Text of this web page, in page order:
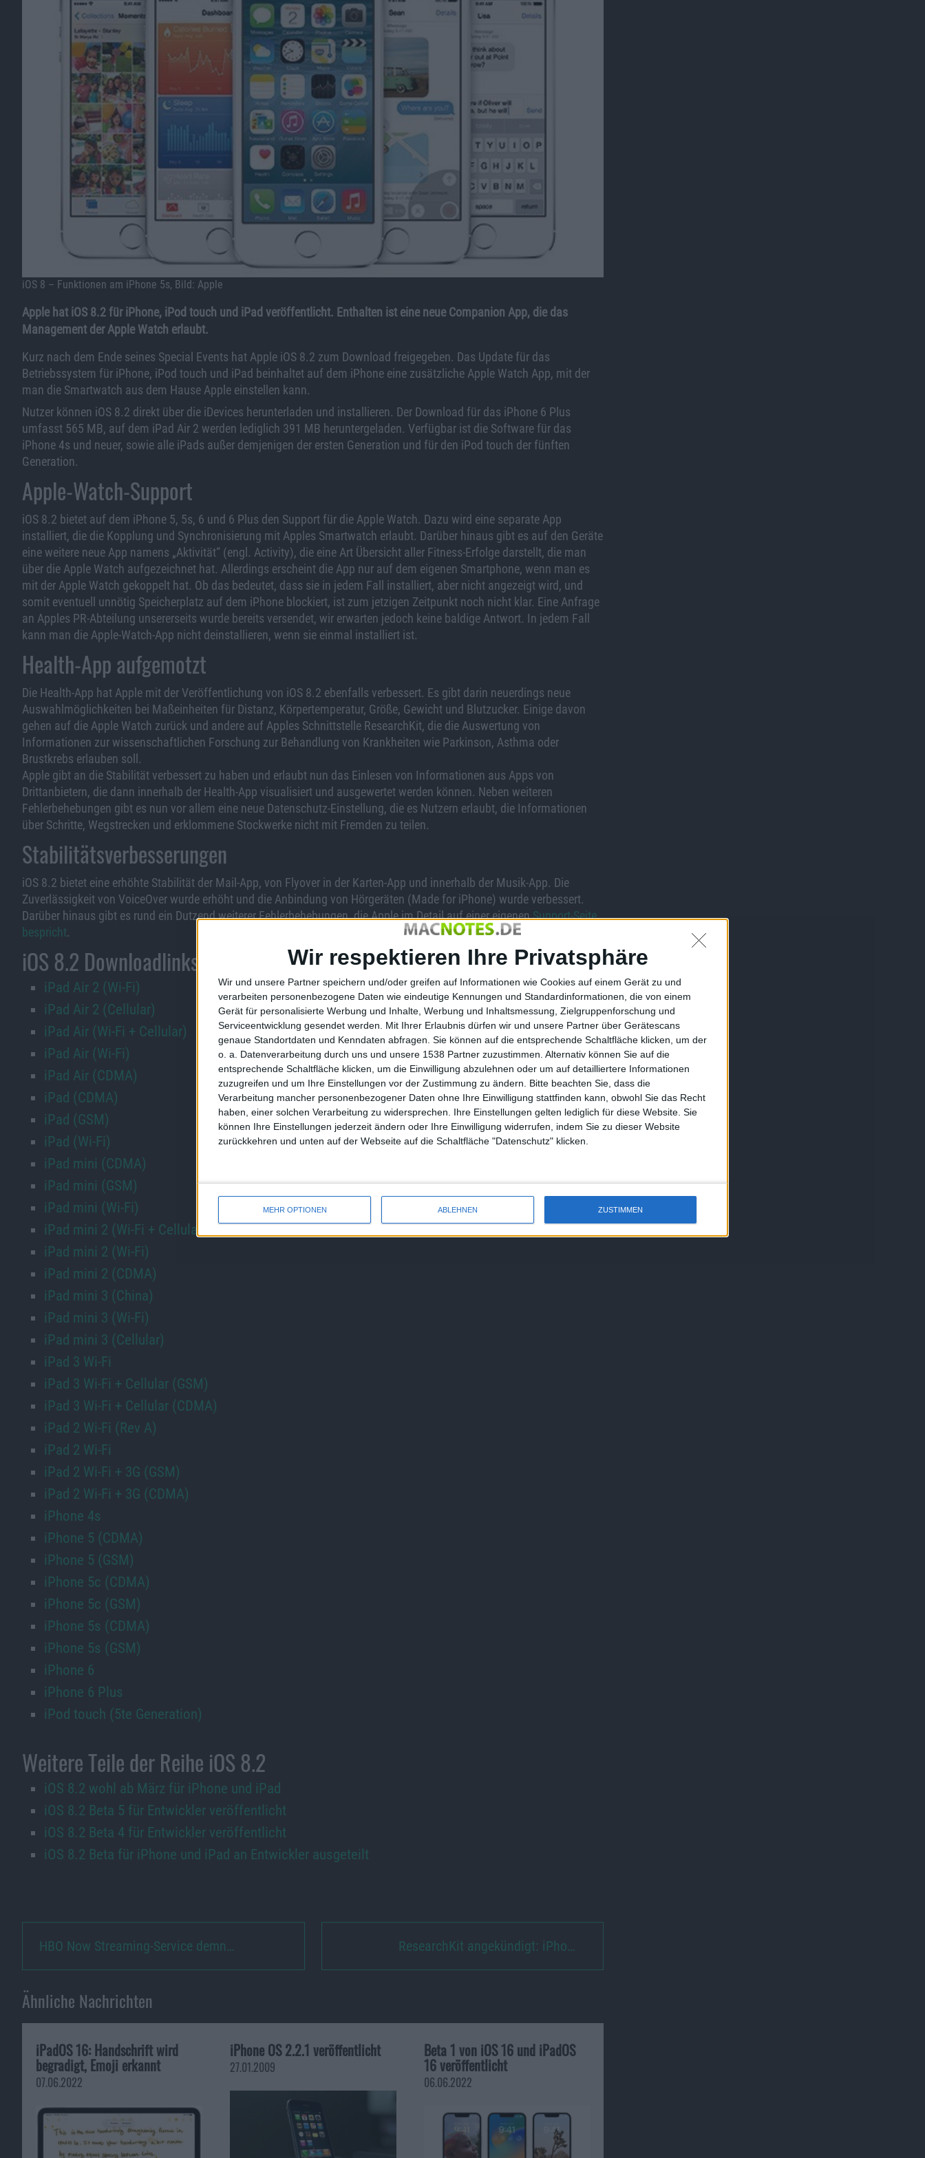
Wir respektieren Ihre Privatsphäre
Wir und unsere Partner speichern und/oder greifen auf Informationen wie Cookies auf einem Gerät zu und
verarbeiten personenbezogene Daten wie eindeutige Kennungen und Standardinformationen, die von einem
Gerät für personalisierte Werbung und Inhalte, Werbung und Inhaltsmessung, Zielgruppenforschung und
Serviceentwicklung gesendet werden.
Mit Ihrer Erlaubnis dürfen wir und unsere Partner über Gerätescans
genaue Standortdaten und Kenndaten abfragen. Sie können auf die entsprechende Schaltfläche klicken, um der
o. a. Datenverarbeitung durch uns und unsere 1538 Partner zuzustimmen. Alternativ können Sie auf die
entsprechende Schaltfläche klicken, um die Einwilligung abzulehnen oder um auf detailliertere Informationen
zuzugreifen und um Ihre Einstellungen vor der Zustimmung zu ändern.
Bitte beachten Sie, dass die
Verarbeitung mancher personenbezogener Daten ohne Ihre Einwilligung stattfinden kann, obwohl Sie das Recht
haben, einer solchen Verarbeitung zu widersprechen. Ihre Einstellungen gelten lediglich für diese Website. Sie
können Ihre Einstellungen jederzeit ändern oder Ihre Einwilligung widerrufen, indem Sie zu dieser Website
zurückkehren und unten auf der Webseite auf die Schaltfläche "Datenschutz" klicken.
MEHR OPTIONEN ABLEHNEN ZUSTIMMEN
iOS 8 – Funktionen am iPhone 5s, Bild: Apple
Apple hat iOS 8.2 für iPhone, iPod touch und iPad veröffentlicht. Enthalten ist eine neue Companion App, die das
Management der Apple Watch erlaubt.
Kurz nach dem Ende seines Special Events hat Apple iOS 8.2 zum Download freigegeben. Das Update für das
Betriebssystem für iPhone, iPod touch und iPad beinhaltet auf dem iPhone eine zusätzliche Apple Watch App, mit der
man die Smartwatch aus dem Hause Apple einstellen kann.
Nutzer können iOS 8.2 direkt über die iDevices herunterladen und installieren. Der Download für das iPhone 6 Plus
umfasst 565 MB, auf dem iPad Air 2 werden lediglich 391 MB heruntergeladen. Verfügbar ist die Software für das
iPhone 4s und neuer, sowie alle iPads außer demjenigen der ersten Generation und für den iPod touch der fünften
Generation.
Apple-Watch-Support
iOS 8.2 bietet auf dem iPhone 5, 5s, 6 und 6 Plus den Support für die Apple Watch. Dazu wird eine separate App
installiert, die die Kopplung und Synchronisierung mit Apples Smartwatch erlaubt. Darüber hinaus gibt es auf den Geräte
eine weitere neue App namens „Aktivität“ (engl. Activity), die eine Art Übersicht aller Fitness-Erfolge darstellt, die man
über die Apple Watch aufgezeichnet hat. Allerdings erscheint die App nur auf dem eigenen Smartphone, wenn man es
mit der Apple Watch gekoppelt hat. Ob das bedeutet, dass sie in jedem Fall installiert, aber nicht angezeigt wird, und
somit eventuell unnötig Speicherplatz auf dem iPhone blockiert, ist zum jetzigen Zeitpunkt noch nicht klar. Eine Anfrage
an Apples PR-Abteilung unsererseits wurde bereits versendet, wir erwarten jedoch keine baldige Antwort. In jedem Fall
kann man die Apple-Watch-App nicht deinstallieren, wenn sie einmal installiert ist.
Health-App aufgemotzt
Die Health-App hat Apple mit der Veröffentlichung von iOS 8.2 ebenfalls verbessert. Es gibt darin neuerdings neue
Auswahlmöglichkeiten bei Maßeinheiten für Distanz, Körpertemperatur, Größe, Gewicht und Blutzucker. Einige davon
gehen auf die Apple Watch zurück und andere auf Apples Schnittstelle ResearchKit, die die Auswertung von
Informationen zur wissenschaftlichen Forschung zur Behandlung von Krankheiten wie Parkinson, Asthma oder
Brustkrebs erlauben soll.
Apple gibt an die Stabilität verbessert zu haben und erlaubt nun das Einlesen von Informationen aus Apps von
Drittanbietern, die dann innerhalb der Health-App visualisiert und ausgewertet werden können. Neben weiteren
Fehlerbehebungen gibt es nun vor allem eine neue Datenschutz-Einstellung, die es Nutzern erlaubt, die Informationen
über Schritte, Wegstrecken und erklommene Stockwerke nicht mit Fremden zu teilen.
Stabilitätsverbesserungen
iOS 8.2 bietet eine erhöhte Stabilität der Mail-App, von Flyover in der Karten-App und innerhalb der Musik-App. Die
Zuverlässigkeit von VoiceOver wurde erhöht und die Anbindung von Hörgeräten (Made for iPhone) wurde verbessert.
Darüber hinaus gibt es rund ein Dutzend weiterer Fehlerbehebungen, die Apple im Detail auf einer eigenenSupport-Seite
bespricht.
iOS 8.2 Downloadlinks
iPad Air 2 (Wi-Fi)
iPad Air 2 (Cellular)
iPad Air (Wi-Fi + Cellular)
iPad Air (Wi-Fi)
iPad Air (CDMA)
iPad (CDMA)
iPad (GSM)
iPad (Wi-Fi)
iPad mini (CDMA)
iPad mini (GSM)
iPad mini (Wi-Fi)
iPad mini 2 (Wi-Fi + Cellular)
iPad mini 2 (Wi-Fi)
iPad mini 2 (CDMA)
iPad mini 3 (China)
iPad mini 3 (Wi-Fi)
iPad mini 3 (Cellular)
iPad 3 Wi-Fi
iPad 3 Wi-Fi + Cellular (GSM)
iPad 3 Wi-Fi + Cellular (CDMA)
iPad 2 Wi-Fi (Rev A)
iPad 2 Wi-Fi
iPad 2 Wi-Fi + 3G (GSM)
iPad 2 Wi-Fi + 3G (CDMA)
iPhone 4s
iPhone 5 (CDMA)
iPhone 5 (GSM)
iPhone 5c (CDMA)
iPhone 5c (GSM)
iPhone 5s (CDMA)
iPhone 5s (GSM)
iPhone 6
iPhone 6 Plus
iPod touch (5te Generation)
Weitere Teile der Reihe iOS 8.2
iOS 8.2 wohl ab März für iPhone und iPad
iOS 8.2 Beta 5 für Entwickler veröffentlicht
iOS 8.2 Beta 4 für Entwickler veröffentlicht
iOS 8.2 Beta für iPhone und iPad an Entwickler ausgeteilt
HBO Now Streaming-Service demn… ResearchKit angekündigt: iPho…
Ähnliche Nachrichten
iPadOS 16: Handschrift wird
begradigt, Emoji erkannt
07.06.2022
iPhone OS 2.2.1 veröffentlicht
27.01.2009
Beta 1 von iOS 16 und iPadOS
16 veröffentlicht
06.06.2022